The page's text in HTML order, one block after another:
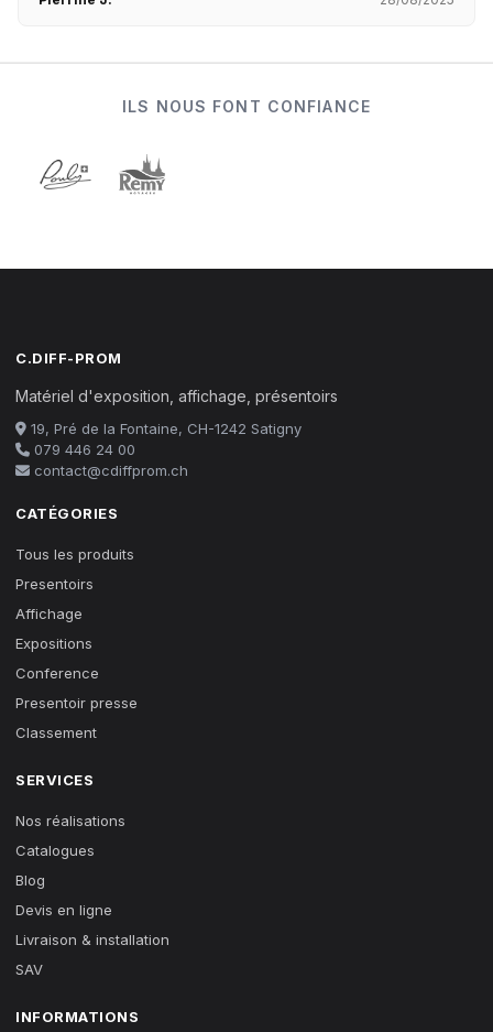
ILS NOUS FONT CONFIANCE
C.DIFF-PROM
Matériel d'exposition, affichage, présentoirs
19, Pré de la Fontaine, CH-1242 Satigny
079 446 24 00
contact@cdiffprom.ch
CATÉGORIES
Tous les produits
Presentoirs
Affichage
Expositions
Conference
Presentoir presse
Classement
SERVICES
Nos réalisations
Catalogues
Blog
Devis en ligne
Livraison & installation
SAV
INFORMATIONS